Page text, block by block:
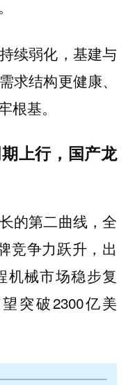
续弱化，基建与
求结构更健康、
根基。
上行，国产龙
的第二曲线，全
竞争力跃升，出
机械市场稳步复
突破2300亿美